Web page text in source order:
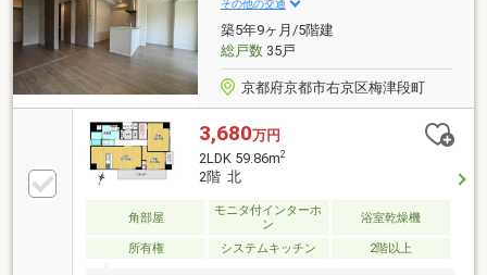
その他の交通
築5年9ヶ月/5階建
総戸数35戸
京都府京都市右京区梅津段町
3,680万円
2LDK 59.86m2
2階 北
角部屋
モニタ付インターホ
ン
浴室乾燥機
所有権 システムキッチン 2階以上